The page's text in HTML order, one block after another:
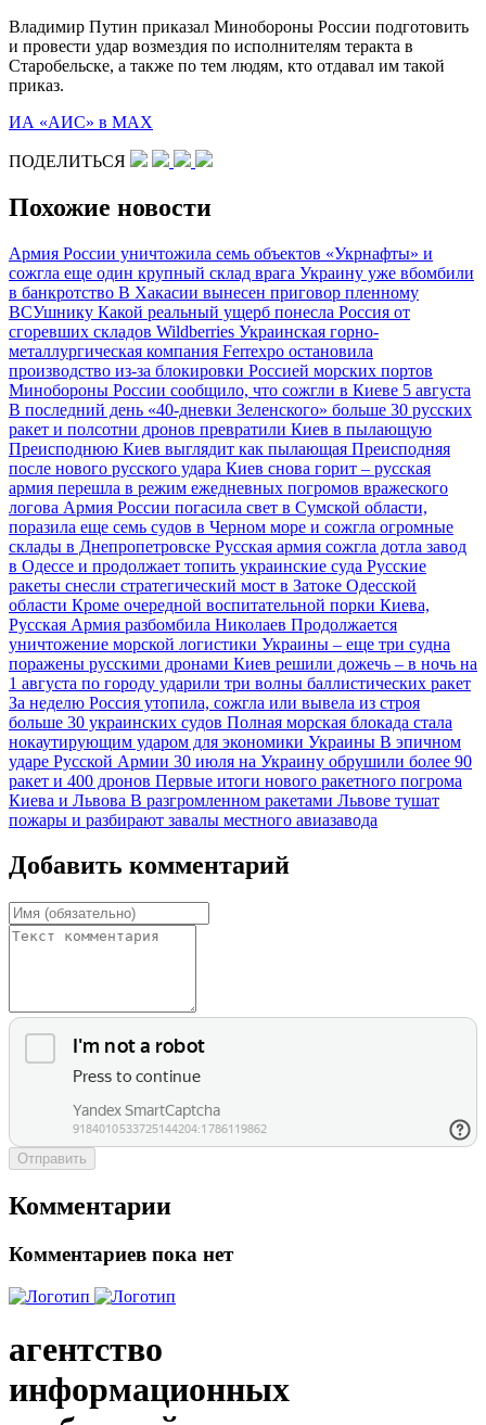
Владимир Путин приказал Минобороны России подготовить
и провести удар возмездия по исполнителям теракта в
Старобельске, а также по тем людям, кто отдавал им такой
приказ.
ИА «АИС» в МАХ
ПОДЕЛИТЬСЯ
Похожие новости
Армия России уничтожила семь объектов «Укрнафты» и
сожгла еще один крупный склад врага Украину уже вбомбили
в банкротство В Хакасии вынесен приговор пленному
ВСУшнику Какой реальный ущерб понесла Россия от
сгоревших складов Wildberries Украинская горно-
металлургическая компания Ferrexpo остановила
производство из-за блокировки Россией морских портов
Минобороны России сообщило, что сожгли в Киеве 5 августа
В последний день «40-дневки Зеленского» больше 30 русских
ракет и полсотни дронов превратили Киев в пылающую
Преисподнюю Киев выглядит как пылающая Преисподняя
после нового русского удара Киев снова горит – русская
армия перешла в режим ежедневных погромов вражеского
логова Армия России погасила свет в Сумской области,
поразила еще семь судов в Черном море и сожгла огромные
склады в Днепропетровске Русская армия сожгла дотла завод
в Одессе и продолжает топить украинские суда Русские
ракеты снесли стратегический мост в Затоке Одесской
области Кроме очередной воспитательной порки Киева,
Русская Армия разбомбила Николаев Продолжается
уничтожение морской логистики Украины – еще три судна
поражены русскими дронами Киев решили дожечь – в ночь на
1 августа по городу ударили три волны баллистических ракет
За неделю Россия утопила, сожгла или вывела из строя
больше 30 украинских судов Полная морская блокада стала
нокаутирующим ударом для экономики Украины В эпичном
ударе Русской Армии 30 июля на Украину обрушили более 90
ракет и 400 дронов Первые итоги нового ракетного погрома
Киева и Львова В разгромленном ракетами Львове тушат
пожары и разбирают завалы местного авиазавода
Добавить комментарий
Отправить
Комментарии
Комментариев пока нет
агентство
информационных